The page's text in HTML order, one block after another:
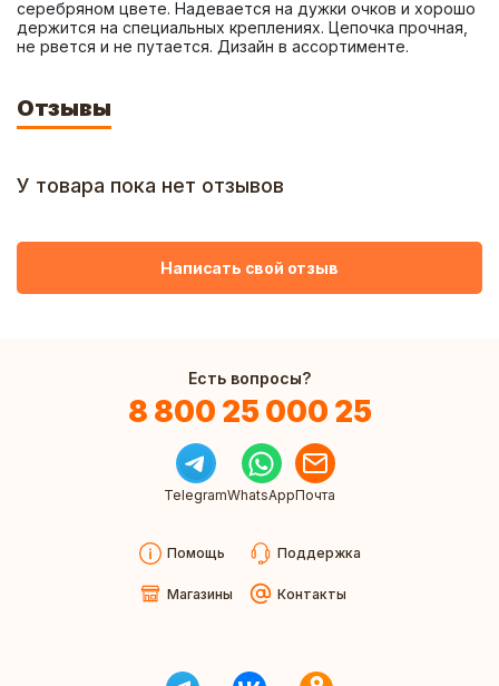
серебряном цвете. Надевается на дужки очков и хорошо
держится на специальных креплениях. Цепочка прочная,
не рвется и не путается. Дизайн в ассортименте.
Отзывы
У товара пока нет отзывов
Написать свой отзыв
Есть вопросы?
8 800 25 000 25
TelegramWhatsAppПочта
Помощь Поддержка
Магазины Контакты